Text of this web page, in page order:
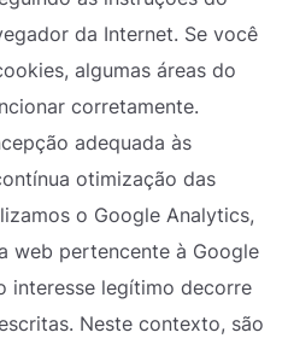
da Internet. Se você
algumas áreas do
corretamente.
adequada às
otimização das
o Google Analytics,
web pertencente à Google
interesse legítimo decorre
Neste contexto, são